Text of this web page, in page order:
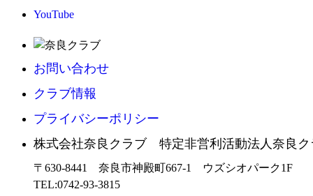
YouTube
お問い合わせ
クラブ情報
プライバシーポリシー
株式会社奈良クラブ 特定非営利活動法人奈良ク
〒630-8441 奈良市神殿町667-1
ウズシオパーク1F
TEL:0742-93-3815